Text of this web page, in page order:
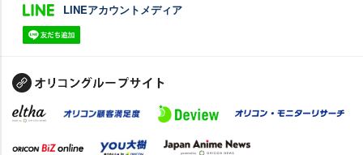
LINEアカウントメディア